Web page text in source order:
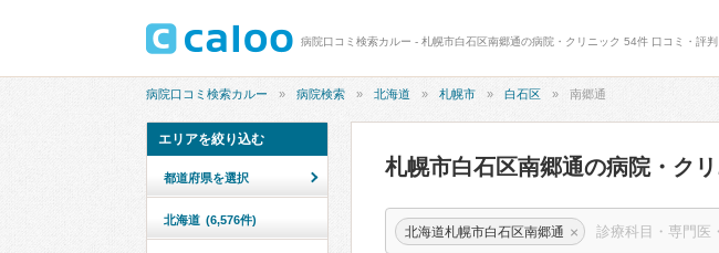
病院口コミ検索カルー - 札幌市白石区南郷通の病院・クリニック 54件 口コミ・評判
病院口コミ検索カルー 病院検索 北海道 札幌市 白石区 南郷通
札幌市白石区南郷通の病院・ク
北海道札幌市白石区南郷通 ×
エリアを絞り込む
都道府県を選択
北海道 (6,576件)